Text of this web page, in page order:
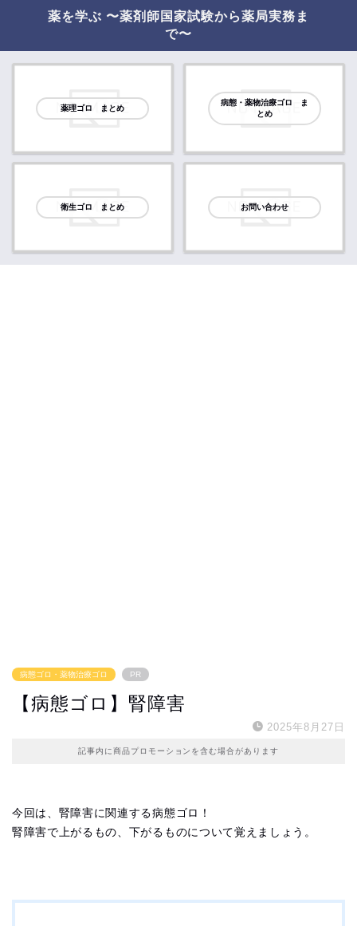
薬を学ぶ 〜薬剤師国家試験から薬局実務ま
で〜
薬理ゴロ まとめ
病態・薬物治療ゴロ ま
とめ
衛生ゴロ まとめ お問い合わせ
病態ゴロ・薬物治療ゴロ PR
【病態ゴロ】腎障害
2025年8月27日
記事内に商品プロモーションを含む場合があります
今回は、腎障害に関連する病態ゴロ！
腎障害で上がるもの、下がるものについて覚えましょう。